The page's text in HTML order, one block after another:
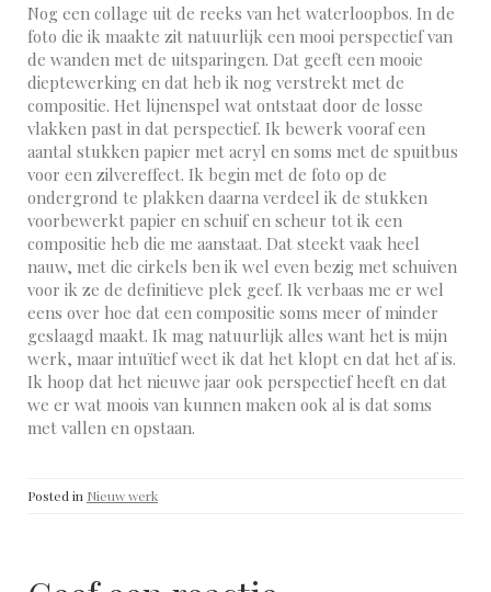
Nog een collage uit de reeks van het waterloopbos. In de
foto die ik maakte zit natuurlijk een mooi perspectief van
de wanden met de uitsparingen. Dat geeft een mooie
dieptewerking en dat heb ik nog verstrekt met de
compositie. Het lijnenspel wat ontstaat door de losse
vlakken past in dat perspectief. Ik bewerk vooraf een
aantal stukken papier met acryl en soms met de spuitbus
voor een zilvereffect. Ik begin met de foto op de
ondergrond te plakken daarna verdeel ik de stukken
voorbewerkt papier en schuif en scheur tot ik een
compositie heb die me aanstaat. Dat steekt vaak heel
nauw, met die cirkels ben ik wel even bezig met schuiven
voor ik ze de definitieve plek geef. Ik verbaas me er wel
eens over hoe dat een compositie soms meer of minder
geslaagd maakt. Ik mag natuurlijk alles want het is mijn
werk, maar intuïtief weet ik dat het klopt en dat het af is.
Ik hoop dat het nieuwe jaar ook perspectief heeft en dat
we er wat moois van kunnen maken ook al is dat soms
met vallen en opstaan.
Posted in Nieuw werk